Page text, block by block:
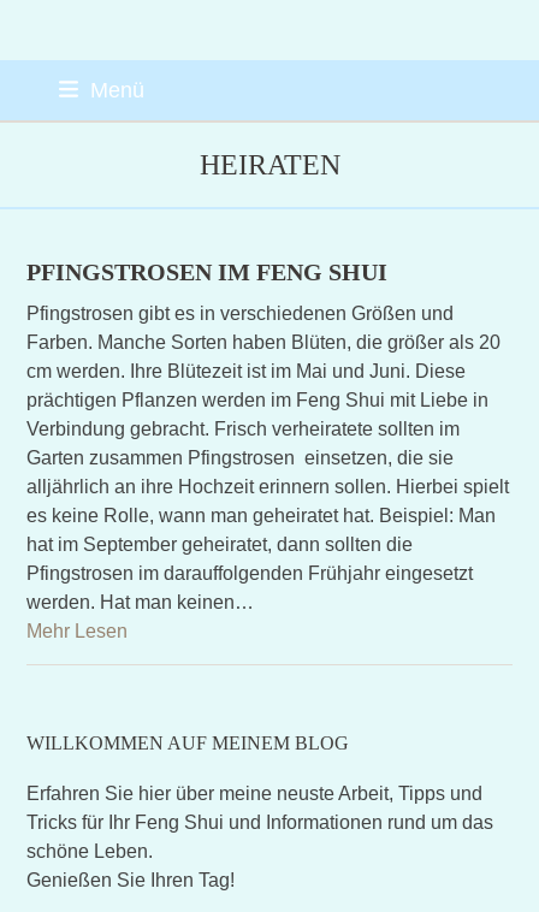
Menü
HEIRATEN
PFINGSTROSEN IM FENG SHUI
Pfingstrosen gibt es in verschiedenen Größen und
Farben. Manche Sorten haben Blüten, die größer als 20
cm werden. Ihre Blütezeit ist im Mai und Juni. Diese
prächtigen Pflanzen werden im Feng Shui mit Liebe in
Verbindung gebracht. Frisch verheiratete sollten im
Garten zusammen Pfingstrosen einsetzen, die sie
alljährlich an ihre Hochzeit erinnern sollen. Hierbei spielt
es keine Rolle, wann man geheiratet hat. Beispiel: Man
hat im September geheiratet, dann sollten die
Pfingstrosen im darauffolgenden Frühjahr eingesetzt
werden. Hat man keinen…
Mehr Lesen
WILLKOMMEN AUF MEINEM BLOG
Erfahren Sie hier über meine neuste Arbeit, Tipps und
Tricks für Ihr Feng Shui und Informationen rund um das
schöne Leben.
Genießen Sie Ihren Tag!